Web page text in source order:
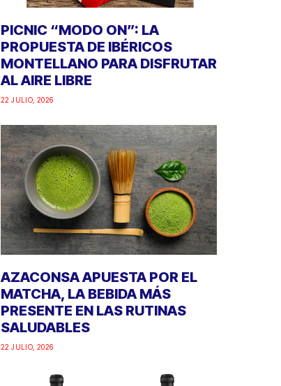
PICNIC “MODO ON”: LA
PROPUESTA DE IBÉRICOS
MONTELLANO PARA DISFRUTAR
AL AIRE LIBRE
22 JULIO, 2026
AZACONSA APUESTA POR EL
MATCHA, LA BEBIDA MÁS
PRESENTE EN LAS RUTINAS
SALUDABLES
22 JULIO, 2026